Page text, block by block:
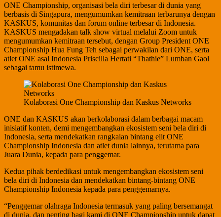
ONE Championship, organisasi bela diri terbesar di dunia yang
berbasis di Singapura, mengumumkan kemitraan terbarunya dengan
KASKUS, komunitas dan forum online terbesar di Indonesia.
KASKUS mengadakan talk show virtual melalui Zoom untuk
mengumumkan kemitraan tersebut, dengan Group President ONE
Championship Hua Fung Teh sebagai perwakilan dari ONE, serta
atlet ONE asal Indonesia Priscilla Hertati “Thathie” Lumban Gaol
sebagai tamu istimewa.
Kolaborasi One Championship dan Kaskus Networks
ONE dan KASKUS akan berkolaborasi dalam berbagai macam
inisiatif konten, demi mengembangkan ekosistem seni bela diri di
Indonesia, serta mendekatkan rangkaian bintang elit ONE
Championship Indonesia dan atlet dunia lainnya, terutama para
Juara Dunia, kepada para penggemar.
Kedua pihak berdedikasi untuk mengembangkan ekosistem seni
bela diri di Indonesia dan mendekatkan bintang-bintang ONE
Championship Indonesia kepada para penggemarnya.
“Penggemar olahraga Indonesia termasuk yang paling bersemangat
di dunia, dan penting bagi kami di ONE Championship untuk dapat